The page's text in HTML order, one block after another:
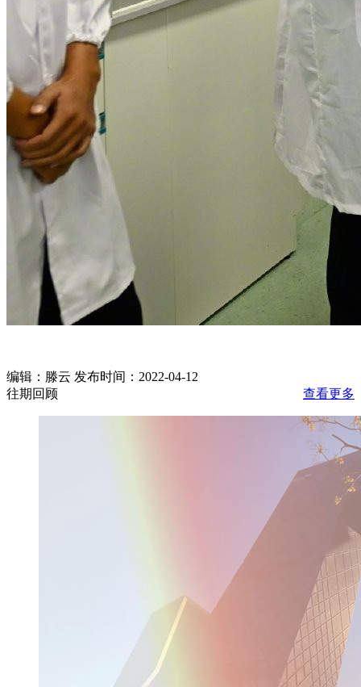
编辑：滕云 发布时间：2022-04-12
往期回顾
查看更多